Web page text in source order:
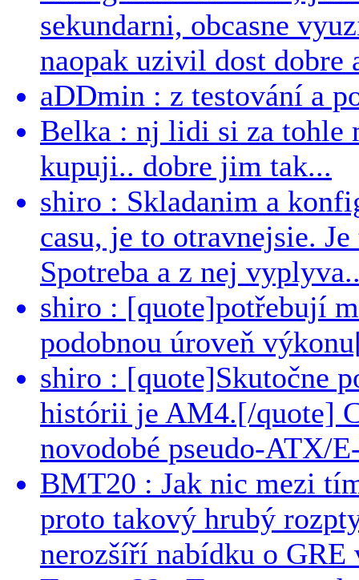
sekundarni, obcasne
naopak uzivil dost dobre
aDDmin : z testování a
Belka : nj lidi si za tohle
kupuji.. dobre jim tak...
shiro : Skladanim a
casu, je to otravnejsie.
Spotreba a z nej
shiro : [quote]potřebují
podobnou úroveň
shiro : [quote]Skutočne
histórii je AM4.[/quote]
novodobé pseudo-ATX/
BMT20 : Jak nic mezi
proto takový hrubý
nerozšíří nabídku o GRE